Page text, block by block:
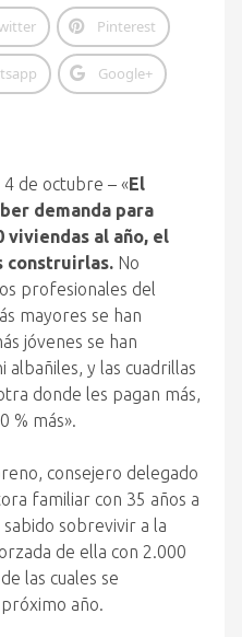
Pinterest
Google+
4 de octubre – «El
demanda para
viviendas al año, el
construirlas. No
profesionales del
mayores se han
jóvenes se han
albañiles, y las cuadrillas
donde les pagan más,
% más».
consejero delegado
familiar con 35 años a
sabido sobrevivir a la
de ella con 2.000
las cuales se
año.